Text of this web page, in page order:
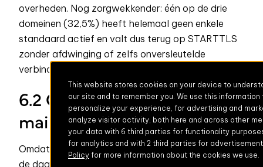
This website stores cookies on your device to
our site and to remember you. We use this information
personalize your experience, for advertising and
analyze visitor activity, both here and across other
your data with 6 third parties for functionality
for analytics and with 2 third parties for
Policy for more information about the cookies we use.
overheden. Nog zorgwekkender: één op de drie
domeinen (32,5%) heeft helemaal geen enkele
standaard actief en valt dus terug op STARTTLS
zonder afdwinging of zelfs onversleutelde
verbindingen.
6.2 Gewogen naar e-
mailvolume
Omdat niet elk domein even zwaar meeweegt in
de dagelijkse mailstroom, hebben we ook gekeken